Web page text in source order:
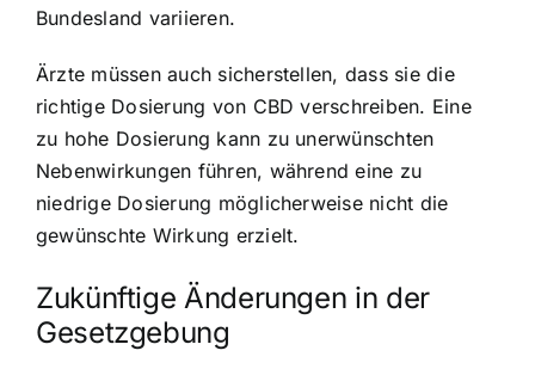
Bundesland variieren.
Ärzte müssen auch sicherstellen, dass sie die
richtige Dosierung von CBD verschreiben. Eine
zu hohe Dosierung kann zu unerwünschten
Nebenwirkungen führen, während eine zu
niedrige Dosierung möglicherweise nicht die
gewünschte Wirkung erzielt.
Zukünftige Änderungen in der
Gesetzgebung